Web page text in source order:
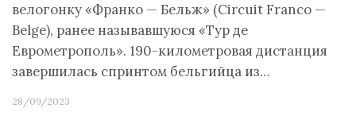
велогонку «Франко — Бельж» (Circuit Franco —
Belge), ранее называвшуюся «Тур де
Еврометрополь». 190-километровая дистанция
завершилась спринтом бельгийца из…
28/09/2023